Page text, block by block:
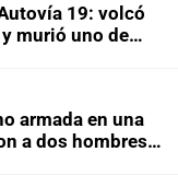
19: volcó
murió uno de
armada en una
a dos hombres y